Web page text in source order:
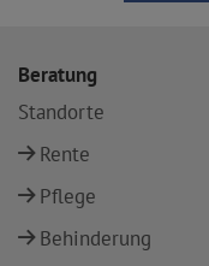
Beratung
Standorte
Rente
Pflege
Behinderung